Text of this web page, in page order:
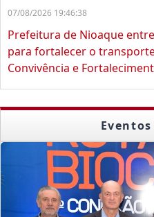
07/08/2026 19:46:38
Prefeitura de Nioaque
para fortalecer o
Convivência e